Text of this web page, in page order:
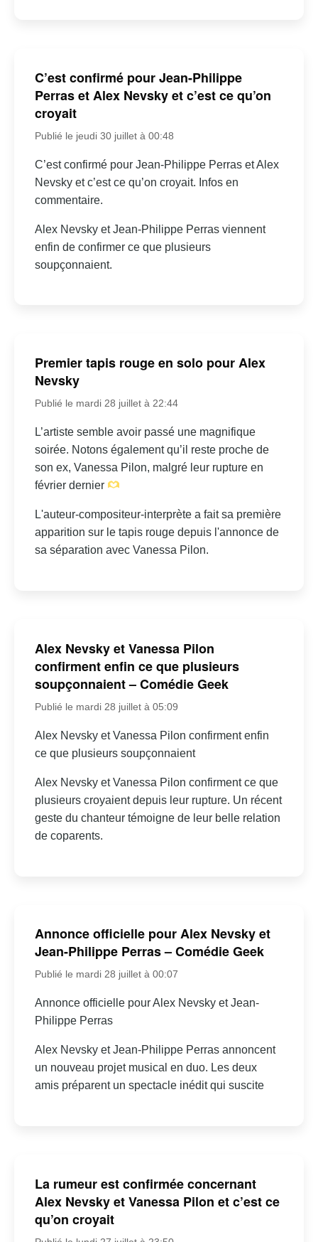
C’est confirmé pour Jean-Philippe
Perras et Alex Nevsky et c’est ce qu’on
croyait
Publié le jeudi 30 juillet à 00:48
C’est confirmé pour Jean-Philippe Perras et Alex
Nevsky et c’est ce qu’on croyait. Infos en
commentaire.
Alex Nevsky et Jean-Philippe Perras viennent
enfin de confirmer ce que plusieurs
soupçonnaient.
Premier tapis rouge en solo pour Alex
Nevsky
Publié le mardi 28 juillet à 22:44
L’artiste semble avoir passé une magnifique
soirée. Notons également qu’il reste proche de
son ex, Vanessa Pilon, malgré leur rupture en
février dernier
L'auteur-compositeur-interprète a fait sa première
apparition sur le tapis rouge depuis l'annonce de
sa séparation avec Vanessa Pilon.
Alex Nevsky et Vanessa Pilon
confirment enfin ce que plusieurs
soupçonnaient – Comédie Geek
Publié le mardi 28 juillet à 05:09
Alex Nevsky et Vanessa Pilon confirment enfin
ce que plusieurs soupçonnaient
Alex Nevsky et Vanessa Pilon confirment ce que
plusieurs croyaient depuis leur rupture. Un récent
geste du chanteur témoigne de leur belle relation
de coparents.
Annonce officielle pour Alex Nevsky et
Jean-Philippe Perras – Comédie Geek
Publié le mardi 28 juillet à 00:07
Annonce officielle pour Alex Nevsky et Jean-
Philippe Perras
Alex Nevsky et Jean-Philippe Perras annoncent
un nouveau projet musical en duo. Les deux
amis préparent un spectacle inédit qui suscite
La rumeur est confirmée concernant
Alex Nevsky et Vanessa Pilon et c’est ce
qu’on croyait